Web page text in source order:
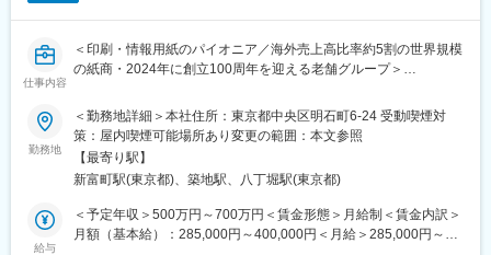
仕事内容
＜印刷・情報用紙のパイオニア／海外売上高比率約5割の世界規模
の紙商・2024年に創立100周年を迎える老舗グループ＞
■募集背景
当社は業務効率化とデータドリブンな意思決定を進めるため、1段
階目開発として会計領域にSAPを導入し稼働開始しました。他領
域（販売・購買・物流）についても順次拡大していく想定で、中
長期的に開発・保守を担う方を募集しています。また現在では、
社内SEの世代交代を進めており中堅若手クラスを中心に募集し、
変化の激しいIT業界を生き抜くための環境構築に励んでおりま
す。
勤務地
＜勤務地詳細＞本社住所：東京都中央区明石町6-24 受動喫煙対
策：屋内喫煙可能場所あり変更の範囲：本文参照
【最寄り駅】
新富町駅(東京都)、築地駅、八丁堀駅(東京都)
給与
＜予定年収＞500万円～700万円＜賃金形態＞月給制＜賃金内訳＞
月額（基本給）：285,000円～400,000円＜月給＞285,000円～